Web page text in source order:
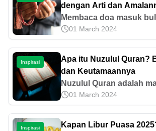
dengan Arti dan
Membaca doa masuk
adalah salah satu
dilakukan umat Islam.
arti, hingga
01 March 2024
Inspirasi
Apa itu Nuzulul Quran?
dan Keutamaannya
Nuzulul Quran adalah
wahyu kepada
ketahui sejarah dan
sini.
01 March 2024
Inspirasi
Kapan Libur Puasa